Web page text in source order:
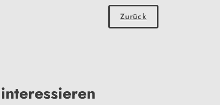
Zurück